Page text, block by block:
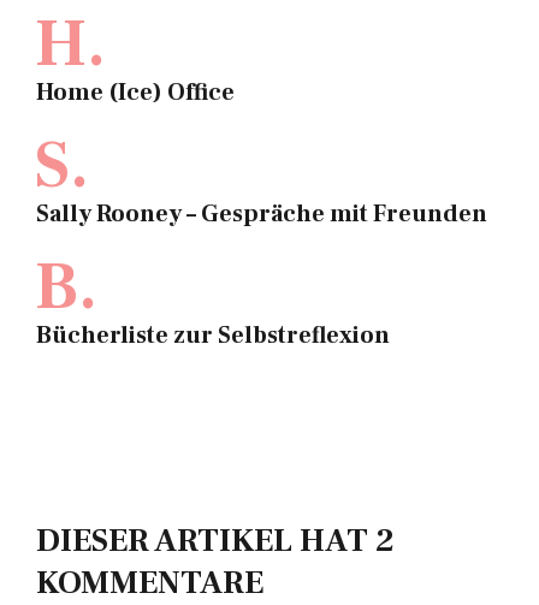
H.
Home (Ice) Office
S.
Sally Rooney – Gespräche mit Freunden
B.
Bücherliste zur Selbstreflexion
DIESER ARTIKEL HAT 2
KOMMENTARE